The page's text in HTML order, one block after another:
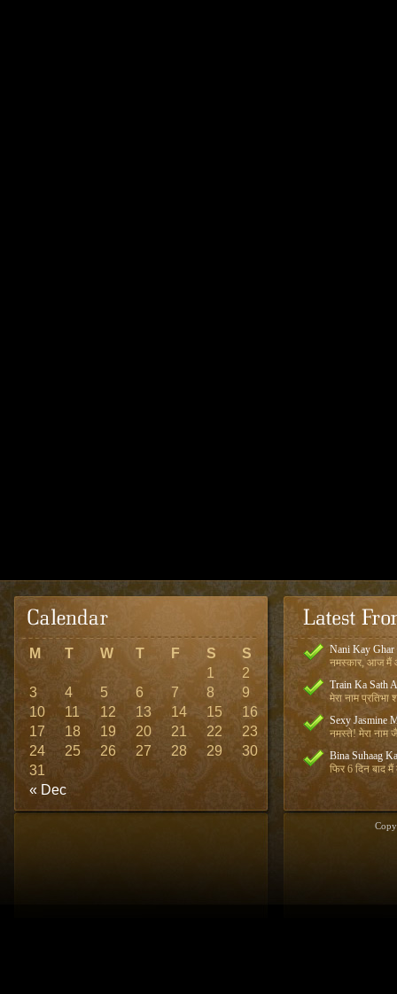
M T W T F S S
« Dec
1
2
3
4 5 6 7 8
9
10
11 12 13 14 15
16
17
18 19 20 21 22
23
24
25 26 27 28 29
30
31
Nani Kay Ghar
नमस्कार, आज मैं
Train Ka Sath
मेरा नाम प्रतिभा
Sexy Jasmine
नमस्ते! मेरा नाम
Bina Suhaag
फिर 6 दिन बाद